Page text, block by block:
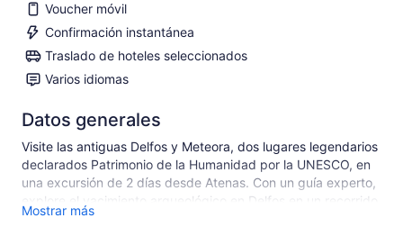
Voucher móvil
Confirmación instantánea
Traslado de hoteles seleccionados
Varios idiomas
Datos generales
Visite las antiguas Delfos y Meteora, dos lugares legendarios
declarados Patrimonio de la Humanidad por la UNESCO, en
una excursión de 2 días desde Atenas. Con un guía experto,
explore el yacimiento arqueológico en Delfos en un recorrido
a pie y aprenda cosas sobre la Antigua Grecia mientras
Mostrar más